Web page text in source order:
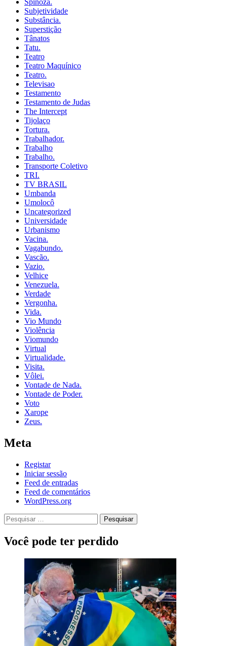
Spinoza.
Subjetividade
Substância.
Superstição
Tânatos
Tatu.
Teatro
Teatro Maquínico
Teatro.
Televisao
Testamento
Testamento de Judas
The Intercept
Tijolaço
Tortura.
Trabalhador.
Trabalho
Trabalho.
Transporte Coletivo
TRI.
TV BRASIL
Umbanda
Umolocô
Uncategorized
Universidade
Urbanismo
Vacina.
Vagabundo.
Vascão.
Vazio.
Velhice
Venezuela.
Verdade
Vergonha.
Vida.
Vio Mundo
Violência
Viomundo
Virtual
Virtualidade.
Visita.
Vôlei.
Vontade de Nada.
Vontade de Poder.
Voto
Xarope
Zeus.
Meta
Registar
Iniciar sessão
Feed de entradas
Feed de comentários
WordPress.org
Pesquisar
por:
Você pode ter perdido